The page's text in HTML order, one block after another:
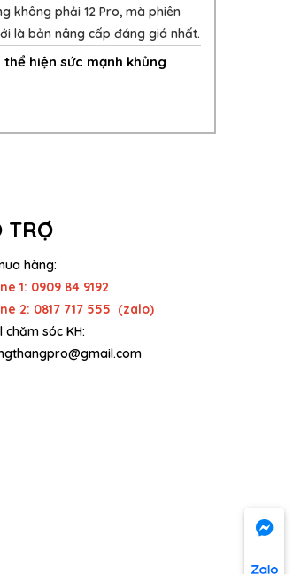
không phải 12 Pro, mà phiên
là bản nâng cấp đáng giá nhất.
hiện sức mạnh khủng
đốc kiêm đồng xác
TRỢ
hàng:
1: 0909 84 9192
2: 0817 717 555 (zalo)
chăm sóc KH: